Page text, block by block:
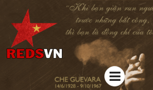
Kênh chia sẻ tri thức cộng đồng
Menu